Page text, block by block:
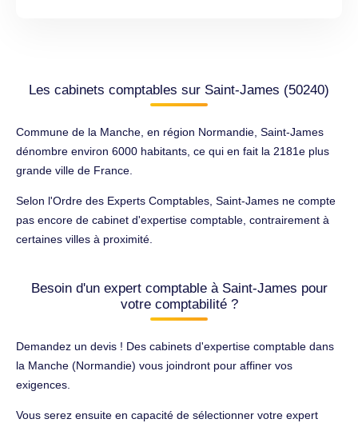
Les cabinets comptables sur Saint-James (50240)
Commune de la Manche, en région Normandie, Saint-James
dénombre environ 6000 habitants, ce qui en fait la 2181e plus
grande ville de France.
Selon l'Ordre des Experts Comptables, Saint-James ne compte
pas encore de cabinet d'expertise comptable, contrairement à
certaines villes à proximité.
Besoin d'un expert comptable à Saint-James pour
votre comptabilité ?
Demandez un devis ! Des cabinets d'expertise comptable dans
la Manche (Normandie) vous joindront pour affiner vos
exigences.
Vous serez ensuite en capacité de sélectionner votre expert